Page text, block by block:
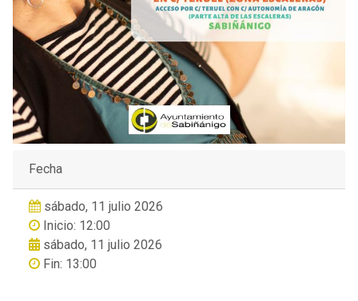
Fecha
sábado, 11 julio 2026
Inicio: 12:00
sábado, 11 julio 2026
Fin: 13:00